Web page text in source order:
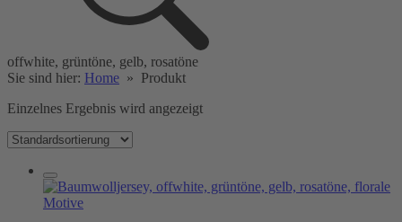
offwhite, grüntöne, gelb, rosatöne
Sie sind hier: Home » Produkt
Einzelnes Ergebnis wird angezeigt